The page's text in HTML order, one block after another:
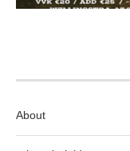
About